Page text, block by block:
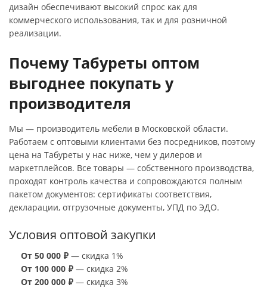
дизайн обеспечивают высокий спрос как для
коммерческого использования, так и для розничной
реализации.
Почему Табуреты оптом
выгоднее покупать у
производителя
Мы — производитель мебели в Московской области.
Работаем с оптовыми клиентами без посредников, поэтому
цена на Табуреты у нас ниже, чем у дилеров и
маркетплейсов. Все товары — собственного производства,
проходят контроль качества и сопровождаются полным
пакетом документов: сертификаты соответствия,
декларации, отгрузочные документы, УПД по ЭДО.
Условия оптовой закупки
От 50 000 ₽ — скидка 1%
От 100 000 ₽ — скидка 2%
От 200 000 ₽ — скидка 3%